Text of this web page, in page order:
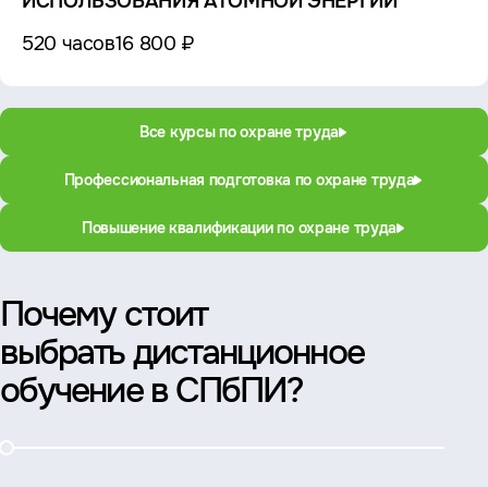
520 часов16 800 ₽
Все курсы по охране труда
Профессиональная подготовка по охране труда
Повышение квалификации по охране труда
Почему стоит
выбрать дистанционное
обучение в СПбПИ?